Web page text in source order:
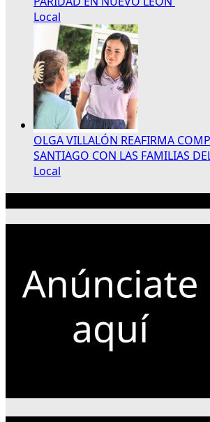
Local
OLGA VILLALÓN REAFIRMA
SANTIAGO CON LAS FAMILIAS
Local